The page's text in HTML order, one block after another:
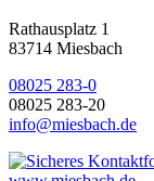
Rathausplatz 1
83714 Miesbach
08025 283-0
08025 283-20
info@miesbach.de